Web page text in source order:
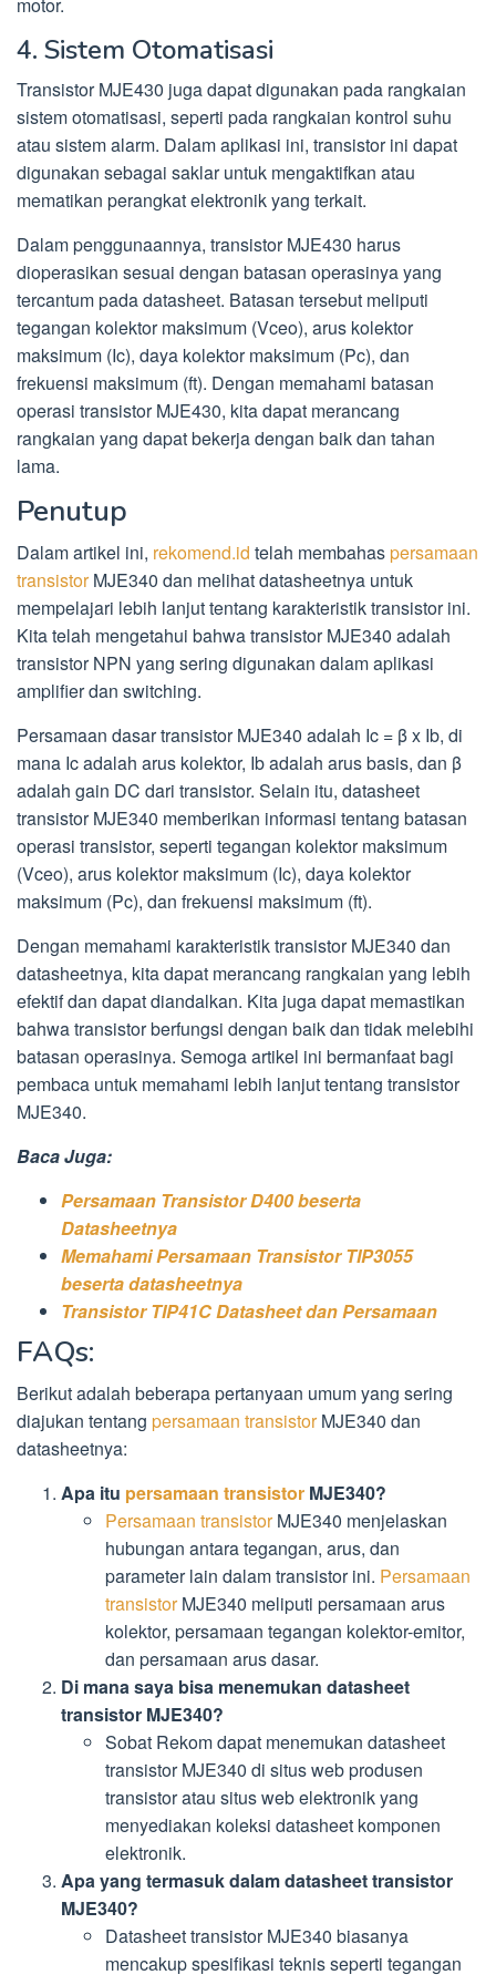
4. Sistem Otomatisasi
Transistor MJE430 juga dapat digunakan pada rangkaian
sistem otomatisasi, seperti pada rangkaian kontrol suhu
atau sistem alarm. Dalam aplikasi ini, transistor ini dapat
digunakan sebagai saklar untuk mengaktifkan atau
mematikan perangkat elektronik yang terkait.
Dalam penggunaannya, transistor MJE430 harus
dioperasikan sesuai dengan batasan operasinya yang
tercantum pada datasheet. Batasan tersebut meliputi
tegangan kolektor maksimum (Vceo), arus kolektor
maksimum (Ic), daya kolektor maksimum (Pc), dan
frekuensi maksimum (ft). Dengan memahami batasan
operasi transistor MJE430, kita dapat merancang
rangkaian yang dapat bekerja dengan baik dan tahan
lama.
Penutup
Dalam artikel ini, rekomend.id telah membahaspersamaan
transistorMJE340 dan melihat datasheetnya untuk
mempelajari lebih lanjut tentang karakteristik transistor ini.
Kita telah mengetahui bahwa transistor MJE340 adalah
transistor NPN yang sering digunakan dalam aplikasi
amplifier dan switching.
Persamaan dasar transistor MJE340 adalah Ic = β x Ib, di
mana Ic adalah arus kolektor, Ib adalah arus basis, dan β
adalah gain DC dari transistor. Selain itu, datasheet
transistor MJE340 memberikan informasi tentang batasan
operasi transistor, seperti tegangan kolektor maksimum
(Vceo), arus kolektor maksimum (Ic), daya kolektor
maksimum (Pc), dan frekuensi maksimum (ft).
Dengan memahami karakteristik transistor MJE340 dan
datasheetnya, kita dapat merancang rangkaian yang lebih
efektif dan dapat diandalkan. Kita juga dapat memastikan
bahwa transistor berfungsi dengan baik dan tidak melebihi
batasan operasinya. Semoga artikel ini bermanfaat bagi
pembaca untuk memahami lebih lanjut tentang transistor
MJE340.
Baca Juga:
Persamaan Transistor D400 beserta
Datasheetnya
Memahami Persamaan Transistor TIP3055
beserta datasheetnya
Transistor TIP41C Datasheet dan Persamaan
FAQs:
Berikut adalah beberapa pertanyaan umum yang sering
diajukan tentang persamaan transistorMJE340 dan
datasheetnya:
Apa itu persamaan transistor MJE340?
Persamaan transistorMJE340 menjelaskan
hubungan antara tegangan, arus, dan
parameter lain dalam transistor ini. Persamaan
transistorMJE340 meliputi persamaan arus
kolektor, persamaan tegangan kolektor-emitor,
dan persamaan arus dasar.
Di mana saya bisa menemukan datasheet
transistor MJE340?
Sobat Rekom dapat menemukan datasheet
transistor MJE340 di situs web produsen
transistor atau situs web elektronik yang
menyediakan koleksi datasheet komponen
elektronik.
Apa yang termasuk dalam datasheet transistor
MJE340?
Datasheet transistor MJE340 biasanya
mencakup spesifikasi teknis seperti tegangan